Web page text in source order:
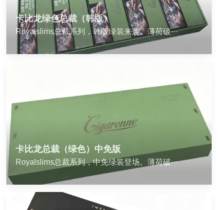
卡比龙绿色总裁（韩版）
Royalslims总裁系列，韩版绿装来袭。薄荷破···
卡比龙总裁（绿色）中免版
Royalslims总裁系列，中免绿装登场。薄荷破···